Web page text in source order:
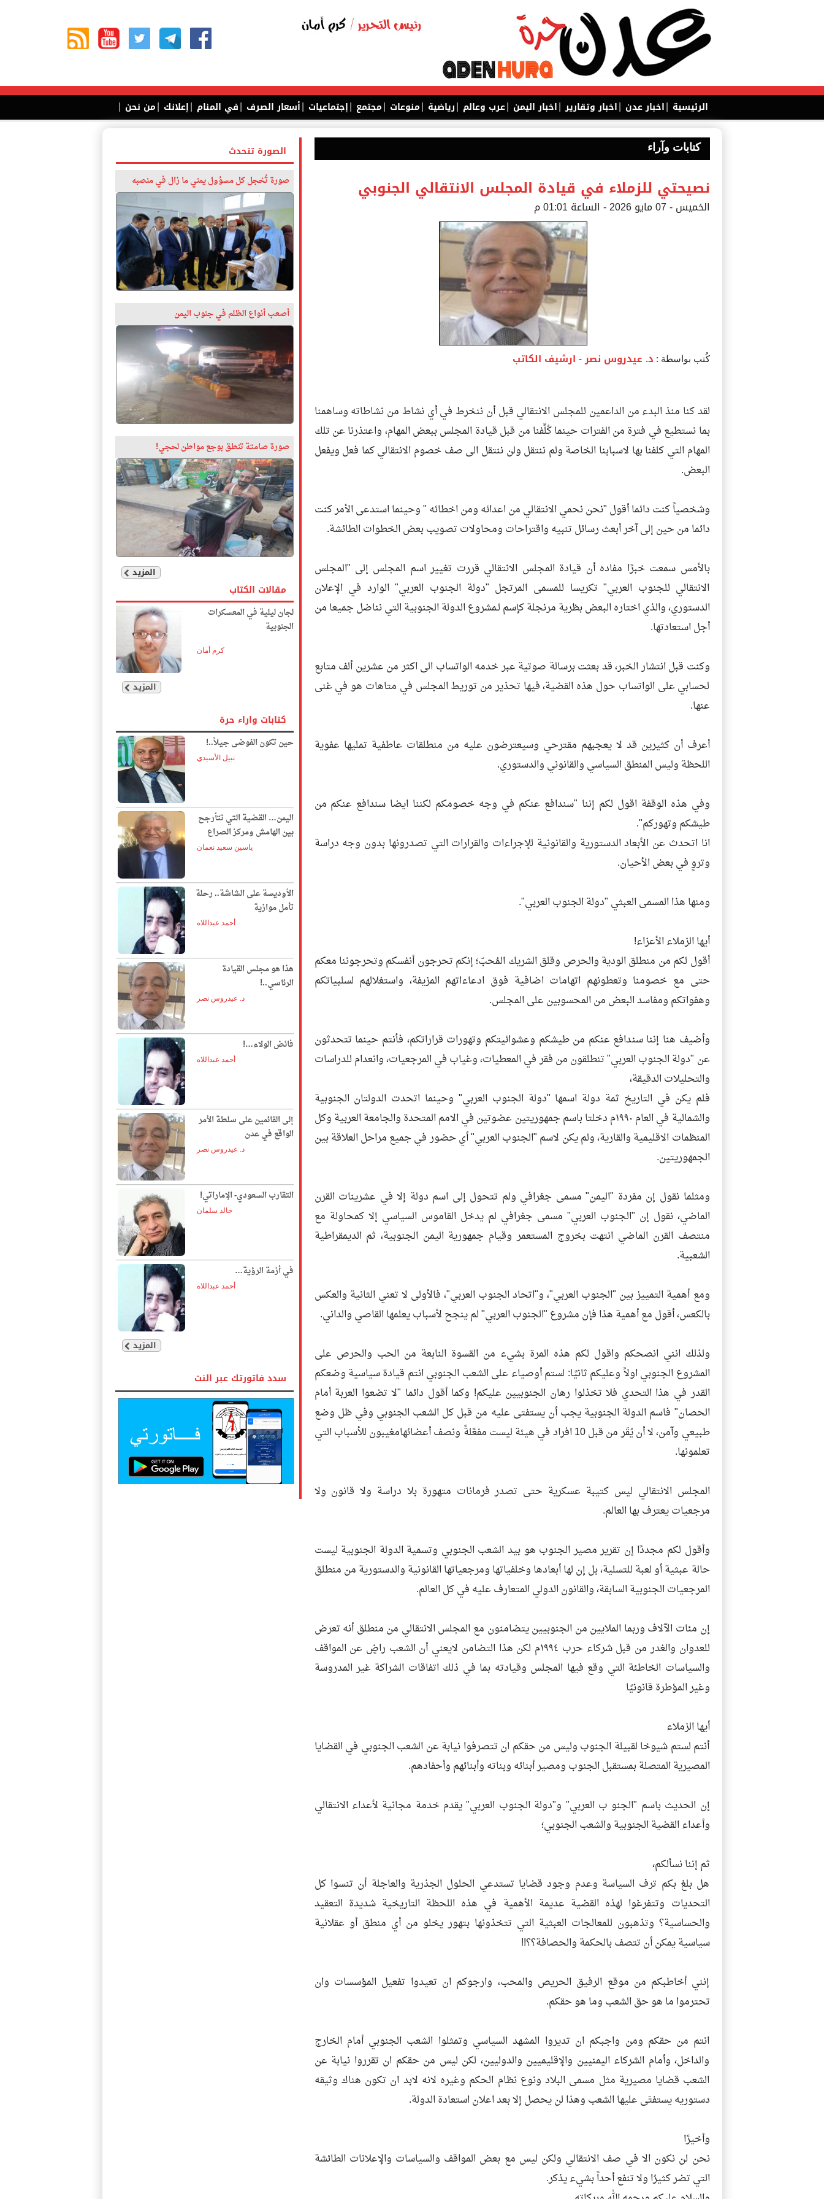
الرئيسية |اخبار عدن |اخبار وتقارير |اخبار اليمن |عرب وعالم |رياضية |منوعات |مجتمع |إجتماعيات |أسعار الصرف |في المنام |إعلانك |من نحن |
الصورة تتحدث
صورة تُخجل كل مسؤول يمني ما زال في منصبه
أصعب أنواع الظلم في جنوب اليمن
صورة صامتة تنطق بوجع مواطن لحجي!
المزيد
مقالات الكتاب
لجان ليلية في المعسكرات
الجنوبية
كرم أمان
المزيد
كتابات واراء حرة
حين تكون الفوضى جيلاً..!
نبيل الأسيدي
اليمن… القضية التي تتأرجح
بين الهامش ومركز الصراع
ياسين سعيد نعمان
الأوديسة على الشاشة.. رحلة
تأمل موازية
أحمد عبداللاه
هذا هو مجلس القيادة
الرئاسي..!
د. عيدروس نصر
فائض الولاء…!
أحمد عبداللاه
إلى القائمين على سلطة الأمر
الواقع في عدن
د. عيدروس نصر
التقارب السعودي- الإماراتي!
خالد سلمان
في أزمة الرؤية…
أحمد عبداللاه
المزيد
سدد فاتورتك عبر النت
كتابات وآراء
نصيحتي للزملاء في قيادة المجلس الانتقالي الجنوبي
الخميس - 07 مايو 2026 - الساعة 01:01 م
كُتب بواسطة : د. عيدروس نصر- ارشيف الكاتب
لقد كنا منذ البدء من الداعمين للمجلس الانتقالي قبل أن ننخرط في أي نشاط من نشاطاته وساهمنا
بما نستطيع في فترة من الفترات حينما كُلِّفنا من قبل قيادة المجلس ببعض المهام، واعتذرنا عن تلك
المهام التي كلفنا بها لاسبابنا الخاصة ولم ننتقل ولن ننتقل الى صف خصوم الانتقالي كما فعل ويفعل
البعض.
وشخصياً كنت دائما أقول "نحن نحمي الانتقالي من اعدائه ومن اخطائه " وحينما استدعى الأمر كنت
دائما من حين إلى آخر أبعث رسائل تنبيه واقتراحات ومحاولات تصويب بعض الخطوات الطائشة.
بالأمس سمعت خبرًا مفاده أن قيادة المجلس الانتقالي قررت تغيير اسم المجلس إلى "المجلس
الانتقالي للجنوب العربي" تكريسا للمسمى المرتجل "دولة الجنوب العربي" الوارد في الإعلان
الدستوري، والذي اختاره البعض بظرية مرنجلة كإسم لـمشروع الدولة الجنوبية التي نناضل جميعا من
أجل استعادتها.
وكنت قبل انتشار الخبر، قد بعثت برسالة صوتية عبر خدمه الواتساب الى اكثر من عشرين ألف متابع
لحسابي على الواتساب حول هذه القضية، فيها تحذير من توريط المجلس في متاهات هو في غنى
عنها.
أعرف أن كثيرين قد لا يعجبهم مقترحي وسيعترضون عليه من منطلقات عاطفية تمليها عفوية
اللحظة وليس المنطق السياسي والقانوني والدستوري.
وفي هذه الوقفة اقول لكم إننا "سندافع عنكم في وجه خصومكم لكننا ايضا سندافع عنكم من
طيشكم وتهوركم".
انا اتحدث عن الأبعاد الدستورية والقانونية للإجراءات والقرارات التي تصدرونها بدون وجه دراسة
وتروٍ في بعض الأحيان.
ومنها هذا المسمى العبثي "دولة الجنوب العربي".
أيها الزملاء الأعزاء!
أقول لكم من منطلق الودية والحرص وقلق الشريك المُحبّ؛ إنكم تحرجون أنفسكم وتحرجوننا معكم
حتى مع خصومنا وتعطونهم اتهامات اضافية فوق ادعاءاتهم المزيفة، واستغلالهم لسلبياتكم
وهفواتكم ومفاسد البعض من المحسوبين على المجلس.
وأضيف هنا إننا سندافع عنكم من طيشكم وعشوائيتكم وتهورات قراراتكم، فأنتم حينما تتحدثون
عن "دولة الجنوب العربي" تنطلقون من فقر في المعطيات، وغياب في المرجعيات، وانعدام للدراسات
والتحليلات الدقيقة،
فلم يكن في التاريخ ثمة دولة اسمها "دولة الجنوب العربي" وحينما اتحدت الدولتان الجنوبية
والشمالية في العام ١٩٩٠م دخلتا باسم جمهوريتين عضوتين في الامم المتحدة والجامعة العربية وكل
المنظمات الاقليمية والقارية، ولم يكن لاسم "الجنوب العربي" أي حضور في جميع مراحل العلاقة بين
الجمهوريتين.
ومثلما نقول إن مفردة "اليمن" مسمى جغرافي ولم تتحول إلى اسم دولة إلا في عشرينات القرن
الماضي، نقول إن "الجنوب العربي" مسمى جغرافي لم يدخل القاموس السياسي إلا كمحاولة مع
منتصف القرن الماضي انتهت بخروج المستعمر وقيام جمهورية اليمن الجنوبية، ثم الديمقراطية
الشعبية.
ومع أهمية التمييز بين "الجنوب العربي"، و"اتحاد الجنوب العربي"، فالأولى لا تعني الثانية والعكس
بالكعس، أقول مع أهمية هذا فإن مشروع "الجنوب العربي" لم ينجح لأسباب يعلمها القاصي والداني.
ولذلك انني انصحكم واقول لكم هذه المرة بشيء من القسوة النابعة من الحب والحرص على
المشروع الجنوبي اولاً وعليكم ثانيًا: لستم أوصياء على الشعب الجنوبي انتم قيادة سياسية وضعكم
القدر في هذا التحدي فلا تخذلوا رهان الجنوبيين عليكم! وكما أقول دائما "لا تضعوا العربة أمام
الحصان" فاسم الدولة الجنوبية يجب أن يستفتى عليه من قبل كل الشعب الجنوبي وفي ظل وضع
طبيعي وآمن، لا أن يُقَر من قبل 10 افراد في هيئة ليست مفعَّلةً ونصف أعضائهامغيبون للأسباب التي
تعلمونها.
المجلس الانتقالي ليس كتيبة عسكرية حتى تصدر فرمانات متهورة بلا دراسة ولا قانون ولا
مرجعيات يعترف بها العالم.
وأقول لكم مجددًا إن تقرير مصير الجنوب هو بيد الشعب الجنوبي وتسمية الدولة الجنوبية ليست
حالة عبثية أو لعبة للتسلية، بل إن لها أبعادها وخلفياتها ومرجعياتها القانونية والدستورية من منطلق
المرجعيات الجنوبية السابقة، والقانون الدولي المتعارف عليه في كل العالم.
إن مئات الآلاف وربما الملايين من الجنوبيين يتضامنون مع المجلس الانتقالي من منطلق أنه تعرض
للعدوان والغدر من قبل شركاء حرب ١٩٩٤م لكن هذا التضامن لايعني أن الشعب راضٍ عن المواقف
والسياسات الخاطئة التي وقع فيها المجلس وقيادته بما في ذلك اتفاقات الشراكة غير المدروسة
وغير المؤطرة قانونيًا
أيها الزملاء
أنتم لستم شيوخا لقبيلة الجنوب وليس من حقكم ان تتصرفوا نيابة عن الشعب الجنوبي في القضايا
المصيرية المتصلة بمستقبل الجنوب ومصير أبنائه وبناته وأبنائهم وأحفادهم.
إن الحديث باسم "الجنو ب العربي" و"دولة الجنوب العربي" يقدم خدمة مجانية لأعداء الانتقالي
وأعداء القضية الجنوبية والشعب الجنوبي؛
ثم إننا نسألكم،
هل بلغ بكم ترف السياسة وعدم وجود قضايا تستدعي الحلول الجذرية والعاجلة أن تنسوا كل
التحديات وتتفرغوا لهذه القضية عديمة الأهمية في هذه اللحظة التاريخية شديدة التعقيد
والحساسية؟ وتذهبون للمعالجات العبثية التي تتخذونها بتهور يخلو من أي منطق أو عقلانية
سياسية يمكن أن تتصف بالحكمة والحصافة؟؟!!
إنني أخاطبكم من موقع الرفيق الحريص والمحب، وارجوكم ان تعيدوا تفعيل المؤسسات وان
تحترموا ما هو حق الشعب وما هو حقكم.
انتم من حقكم ومن واجبكم ان تديروا المشهد السياسي وتمثلوا الشعب الجنوبي أمام الخارج
والداخل، وأمام الشركاء اليمنيين والإقليميين والدوليين، لكن ليس من حقكم ان تقرروا نيابة عن
الشعب قضايا مصيرية مثل مسمى البلاد ونوع نظام الحكم وغيره لانه لابد ان تكون هناك وثيقه
دستوريه يستفتَى عليها الشعب وهذا لن يحصل إلا بعد اعلان استعادة الدولة.
وأخيرًا
نحن لن نكون الا في صف الانتقالي ولكن ليس مع بعض المواقف والسياسات والإعلانات الطائشة
التي تضر كثيرُا ولا تنفع أحداً بشيء يذكر.